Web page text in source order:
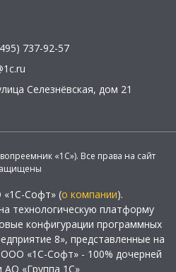
737-92-57
Селезнёвская, дом 21
«1С»). Все права на сайт
Софт» (о компании).
технологическую платформу
конфигурации программных
8», представленные на
«1С-Софт» - 100% дочерней
АО «Группа 1С»